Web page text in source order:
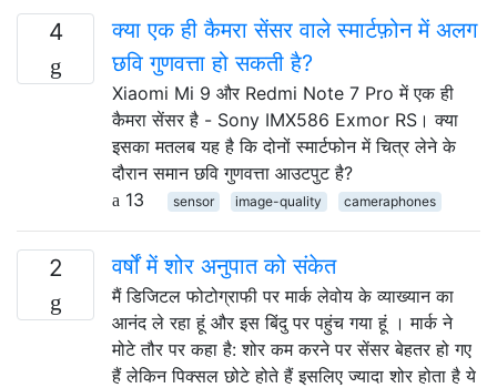
4
क्या एक ही कैमरा सेंसर वाले स्मार्टफ़ोन में अलग
छवि गुणवत्ता हो सकती है?
Xiaomi Mi 9 और Redmi Note 7 Pro में एक ही
कैमरा सेंसर है - Sony IMX586 Exmor RS। क्या
इसका मतलब यह है कि दोनों स्मार्टफोन में चित्र लेने के
दौरान समान छवि गुणवत्ता आउटपुट है?
13
sensor image-quality cameraphones
2 वर्षों में शोर अनुपात को संकेत
मैं डिजिटल फोटोग्राफी पर मार्क लेवोय के व्याख्यान का
आनंद ले रहा हूं और इस बिंदु पर पहुंच गया हूं । मार्क ने
मोटे तौर पर कहा है: शोर कम करने पर सेंसर बेहतर हो गए
हैं लेकिन पिक्सल छोटे होते हैं इसलिए ज्यादा शोर होता है ये